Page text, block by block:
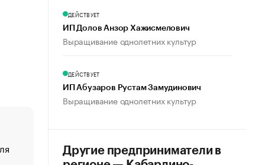
«От спорта тело стареет иначе». Как живет глава
создавшей GTA
ДЕЙСТВУЕТ
ИП Долов Анзор Хажисмелович
Выращивание однолетних культур
ДЕЙСТВУЕТ
ИП Абузаров Рустам Замудинович
Выращивание однолетних культур
Другие предприниматели в